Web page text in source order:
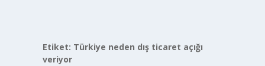
Etiket: Türkiye neden dış ticaret açığı
veriyor